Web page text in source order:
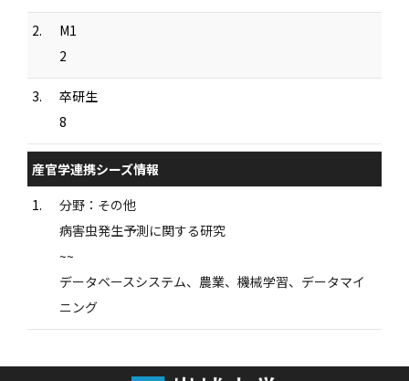
2.
M1
2
3.
卒研生
8
産官学連携シーズ情報
1.
分野：その他
病害虫発生予測に関する研究
~~
データベースシステム、農業、機械学習、データマイ
ニング